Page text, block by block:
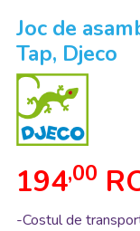
Joc de
Tap, Djeco
194,00
-Costul de